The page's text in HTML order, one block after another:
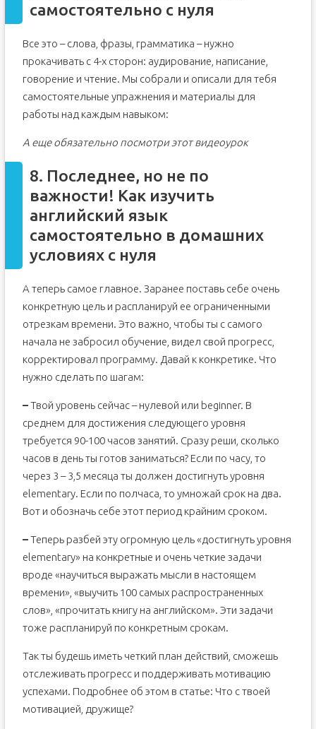
самостоятельно с нуля
Все это – слова, фразы, грамматика – нужно
прокачивать с 4-х сторон: аудирование, написание,
говорение и чтение. Мы собрали и описали для тебя
самостоятельные упражнения и материалы для
работы над каждым навыком:
А еще обязательно посмотри этот видеоурок
8. Последнее, но не по
важности! Как изучить
английский язык
самостоятельно в домашних
условиях с нуля
А теперь самое главное. Заранее поставь себе очень
конкретную цель и распланируй ее ограниченными
отрезкам времени. Это важно, чтобы ты с самого
начала не забросил обучение, видел свой прогресс,
корректировал программу. Давай к конкретике. Что
нужно сделать по шагам:
–Твой уровень сейчас – нулевой или beginner. В
среднем для достижения следующего уровня
требуется 90-100 часов занятий. Сразу реши, сколько
часов в день ты готов заниматься? Если по часу, то
через 3 – 3,5 месяца ты должен достигнуть уровня
elementary. Если по полчаса, то умножай срок на два.
Вот и обозначь себе этот период крайним сроком.
–Теперь разбей эту огромную цель «достигнуть уровня
elementary» на конкретные и очень четкие задачи
вроде «научиться выражать мысли в настоящем
времени», «выучить 100 самых распространенных
слов», «прочитать книгу на английском». Эти задачи
тоже распланируй по конкретным срокам.
Так ты будешь иметь четкий план действий, сможешь
отслеживать прогресс и поддерживать мотивацию
успехами. Подробнее об этом в статье: Что с твоей
мотивацией, дружище?